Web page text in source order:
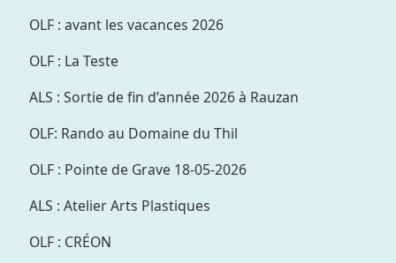
OLF : avant les vacances 2026
OLF : La Teste
ALS : Sortie de fin d’année 2026 à Rauzan
OLF: Rando au Domaine du Thil
OLF : Pointe de Grave 18-05-2026
ALS : Atelier Arts Plastiques
OLF : CRÉON